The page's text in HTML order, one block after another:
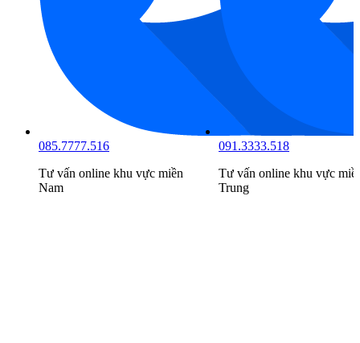
085.7777.516
Tư vấn online khu vực miền
Nam
091.3333.518
Tư vấn online khu vực
Trung